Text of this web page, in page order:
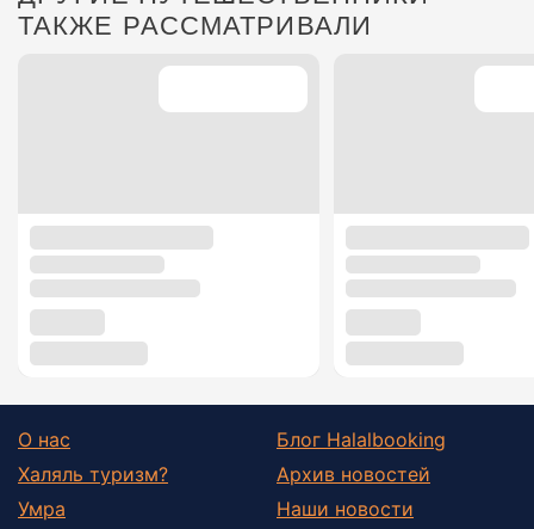
ТАКЖЕ РАССМАТРИВАЛИ
О нас
Халяль туризм?
Умра
Блог Halalbooking
Архив новостей
Наши новости